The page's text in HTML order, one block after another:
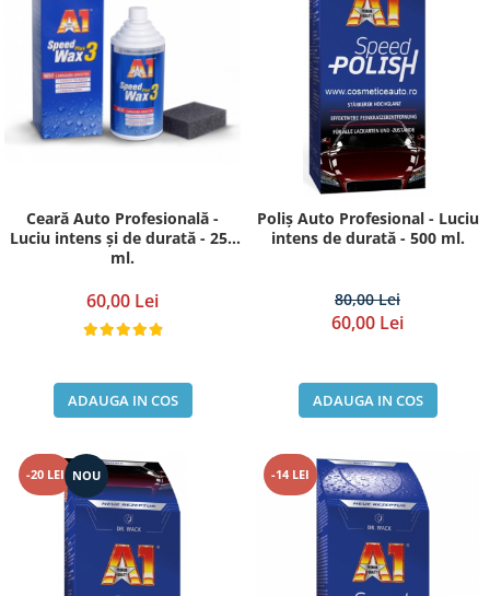
Ceară Auto Profesională -
Luciu intens și de durată - 250
ml.
60,00 Lei
ADAUGA IN COS
Poliș Auto Profesional - Luciu
intens de durată - 500 ml.
80,00 Lei
60,00 Lei
ADAUGA IN COS
-20 LEI NOU -14 LEI